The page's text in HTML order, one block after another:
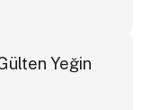
Yeğin